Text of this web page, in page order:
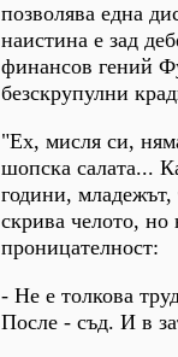
позволява една
наистина е зад
финансов гений
безскрупулни
"Ех, мисля си,
шопска салата...
години,
скрива челото, но
проницателност:
- Не е толкова
После - съд. И в